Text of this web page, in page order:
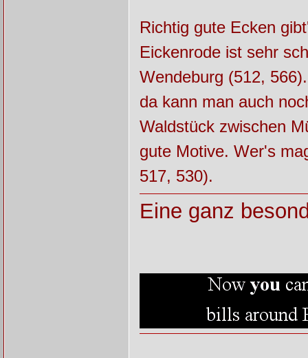
Richtig gute Ecken
Eickenrode ist sehr
Wendeburg (512,
da kann man auch
Waldstück zwischen
gute Motive. Wer's
517, 530).
Eine ganz